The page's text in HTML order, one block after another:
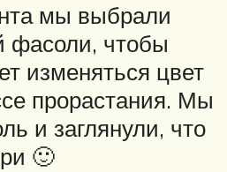
мы выбрали
фасоли, чтобы
изменяться цвет
прорастания. Мы
и заглянули, что
🙂